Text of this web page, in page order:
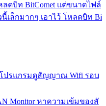
ดบิท BitComet แต่ขนาดไฟล์
เล็กมากๆ เอาไว้ โหลดบิท Bi
(โปรแกรมดูสัญญาณ Wifi รอบ
Monitor หาความเข้มของสั